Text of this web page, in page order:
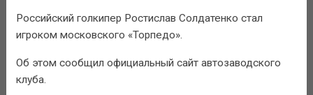
Российский голкипер Ростислав Солдатенко стал
игроком московского «Торпедо».
Об этом сообщил официальный сайт автозаводского
клуба.